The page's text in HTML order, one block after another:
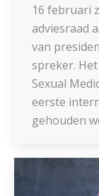
16 februari
adviesraad
van
spreker.
Sexual
eerste
gehouden